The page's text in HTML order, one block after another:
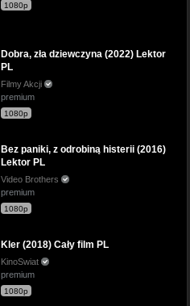
1080p
Dobra, zła dziewczyna (2022) Lektor
PL
Filmy Akcji
premium
1080p
Bez paniki, z odrobiną histerii (2016)
Lektor PL
Video Brothers
premium
1080p
Kler (2018) Cały film PL
KinoSwiat
premium
1080p